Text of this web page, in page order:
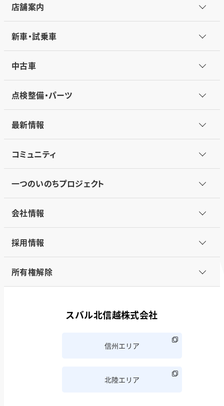
店舗案内
新車・試乗車
中古車
点検整備・パーツ
最新情報
コミュニティ
一つのいのちプロジェクト
会社情報
採用情報
所有権解除
スバル北信越株式会社
信州エリア
北陸エリア